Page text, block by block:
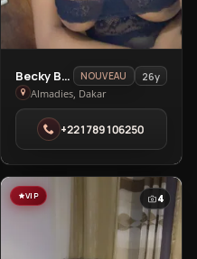
View
Becky
Baby
Almadies
Becky Baby NOUVEAU
26y
Almadies, Dakar
+221789106250
VIP 4